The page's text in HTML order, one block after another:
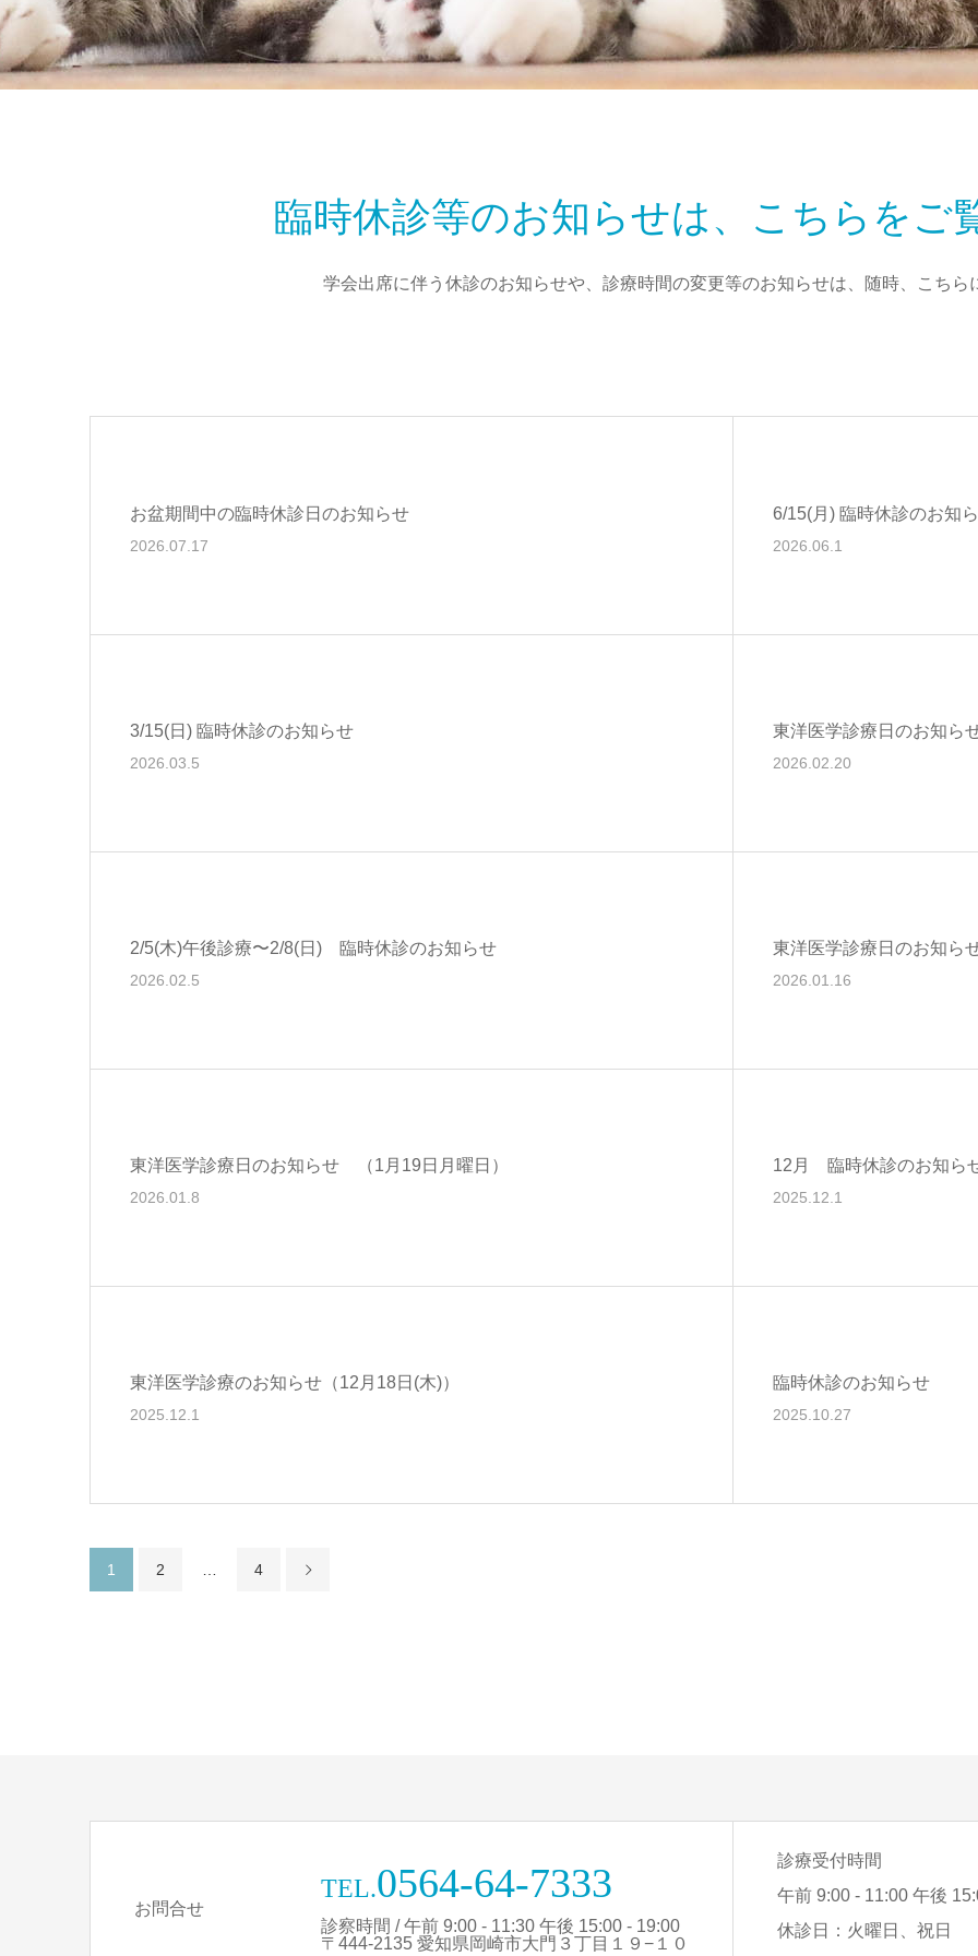
臨時休診等のお知らせは、こちらをご
学会出席に伴う休診のお知らせや、診療時間の変更等のお知らせは、随時、こちら
お盆期間中の臨時休診日のお知らせ
2026.07.17
6/15(月) 臨時休診のお知
2026.06.1
3/15(日) 臨時休診のお知らせ
2026.03.5
東洋医学診療日のお知ら
2026.02.20
2/5(木)午後診療〜2/8(日) 臨時休診のお知らせ
2026.02.5
東洋医学診療日のお知ら
2026.01.16
東洋医学診療日のお知らせ （1月19日月曜日）
2026.01.8
12月 臨時休診のお知ら
2025.12.1
東洋医学診療のお知らせ（12月18日(木)）
2025.12.1
臨時休診のお知らせ
2025.10.27
1 2 4
お問合せ
TEL.0564-64-7333
診察時間 / 午前 9:00 - 11:30 午後 15:00 - 19:00
〒444-2135 愛知県岡崎市大門３丁目１９−１０
診療受付時間
午前 9:00 - 11:00 午後
休診日：火曜日、祝日